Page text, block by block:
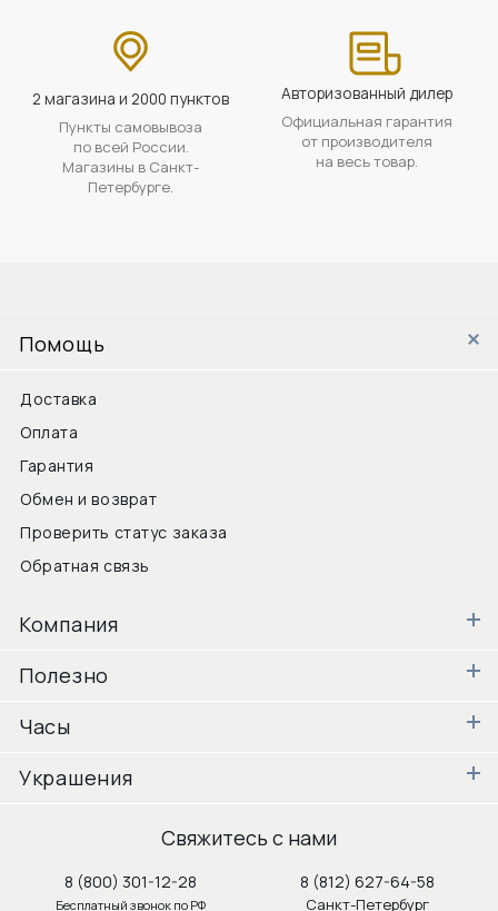
2 магазина и 2000 пунктов
Пункты самовывоза
по всей России.
Магазины в Санкт-
Петербурге.
Авторизованный дилер
Официальная гарантия
от производителя
на весь товар.
Помощь
Доставка
Оплата
Гарантия
Обмен и возврат
Проверить статус заказа
Обратная связь
Компания
Полезно
Часы
Украшения
Свяжитесь с нами
8 (800) 301-12-28
Бесплатный звонок по РФ
8 (812) 627-64-58
Санкт-Петербург